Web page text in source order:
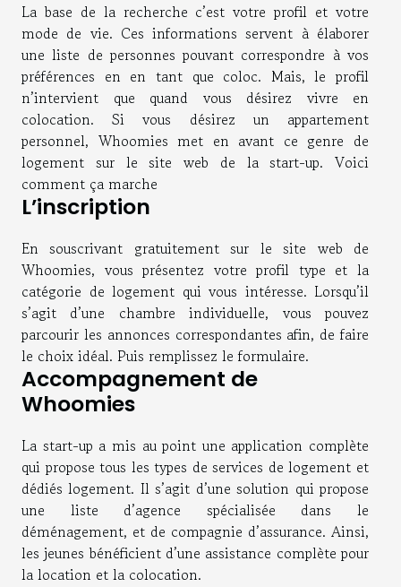
La base de la recherche c’est votre profil et votre
mode de vie. Ces informations servent à élaborer
une liste de personnes pouvant correspondre à vos
préférences en en tant que coloc. Mais, le profil
n’intervient que quand vous désirez vivre en
colocation. Si vous désirez un appartement
personnel, Whoomies met en avant ce genre de
logement sur le site web de la start-up. Voici
comment ça marche
L’inscription
En souscrivant gratuitement sur le site web de
Whoomies, vous présentez votre profil type et la
catégorie de logement qui vous intéresse. Lorsqu’il
s’agit d’une chambre individuelle, vous pouvez
parcourir les annonces correspondantes afin, de faire
le choix idéal. Puis remplissez le formulaire.
Accompagnement de
Whoomies
La start-up a mis au point une application complète
qui propose tous les types de services de logement et
dédiés logement. Il s’agit d’une solution qui propose
une liste d’agence spécialisée dans le
déménagement, et de compagnie d’assurance. Ainsi,
les jeunes bénéficient d’une assistance complète pour
la location et la colocation.